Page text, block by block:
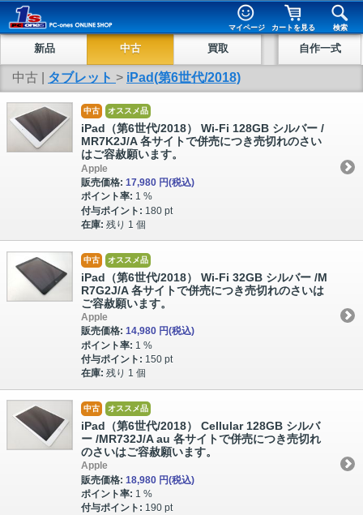
マイページ カートを見る 検索
新品 中古 買取 自作一式
中古 | タブレット > iPad(第6世代/2018)
中古 オススメ品
iPad（第6世代/2018） Wi-Fi 128GB シルバー /
MR7K2J/A 各サイトで併売につき売切れのさい
はご容赦願います。
Apple
販売価格: 17,980 円(税込)
ポイント率: 1 %
付与ポイント: 180 pt
在庫: 残り 1 個
中古 オススメ品
iPad（第6世代/2018） Wi-Fi 32GB シルバー /M
R7G2J/A 各サイトで併売につき売切れのさいは
ご容赦願います。
Apple
販売価格: 14,980 円(税込)
ポイント率: 1 %
付与ポイント: 150 pt
在庫: 残り 1 個
中古 オススメ品
iPad（第6世代/2018） Cellular 128GB シルバ
ー /MR732J/A au 各サイトで併売につき売切れ
のさいはご容赦願います。
Apple
販売価格: 18,980 円(税込)
ポイント率: 1 %
付与ポイント: 190 pt